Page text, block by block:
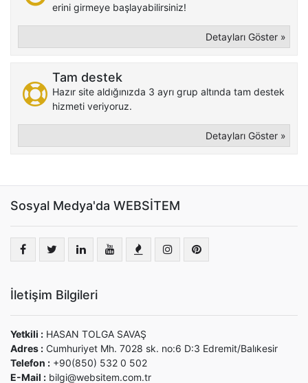
erini girmeye başlayabilirsiniz!
Detayları Göster »
Tam destek
Hazır site aldığınızda 3 ayrı grup altında tam destek
hizmeti veriyoruz.
Detayları Göster »
Sosyal Medya'da WEBSİTEM
İletişim Bilgileri
Yetkili : HASAN TOLGA SAVAŞ
Adres : Cumhuriyet Mh. 7028 sk. no:6 D:3 Edremit/Balıkesir
Telefon : +90(850) 532 0 502
E-Mail : bilgi@websitem.com.tr